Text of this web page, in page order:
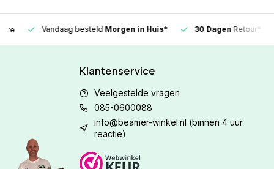
Vandaag besteldMorgen in Huis* 30 DagenRetour*
Klantenservice
Veelgestelde vragen
085-0600088
info@beamer-winkel.nl (binnen 4 uur
reactie)